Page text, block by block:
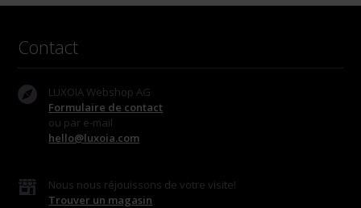
Contact
LUXOIA Webshop AG
Formulaire de contact
ou par e-mail
hello@luxoia.com
Nous nous réjouissons de votre visite!
Trouver un magasin